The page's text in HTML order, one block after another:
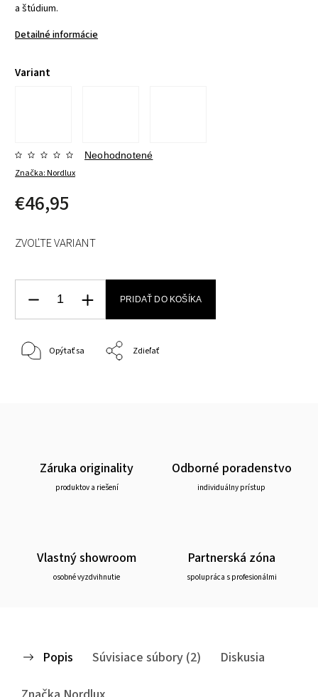
a štúdium.
Detailné informácie
Variant
Značka:Nordlux
Neohodnotené
€46,95
ZVOĽTE VARIANT
PRIDAŤ DO KOŠÍKA
Opýtať sa Zdieľať
Záruka originality
produktov a riešení
Odborné poradenstvo
individuálny prístup
Vlastný showroom
osobné vyzdvihnutie
Partnerská zóna
spolupráca s profesionálmi
Popis Súvisiace súbory (2)
Diskusia